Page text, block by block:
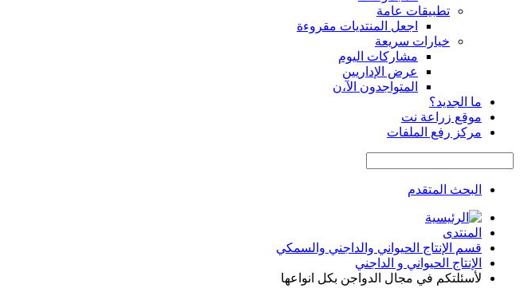
تطبيقات عامة
اجعل المنتديات مقروءة
خيارات سريعة
مشاركات اليوم
عرض الإداريين
المتواجدون الآ،ن
ما الجديد؟
موقع زراعة نت
مركز رفع الملفات
البحث المتقدم
المنتدى
قسم الإنتاج الحيواني والداجني والسمكي
الإنتاج الحيواني و الداجني
لأسئلتكم في مجال الدواجن بكل انواعها